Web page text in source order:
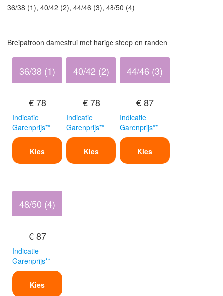
36/38 (1), 40/42 (2), 44/46 (3), 48/50 (4)
Breipatroon damestrui met harige steep en randen
36/38 (1)
€ 78
Indicatie
Garenprijs**
Kies
40/42 (2)
€ 78
Indicatie
Garenprijs**
Kies
44/46 (3)
€ 87
Indicatie
Garenprijs**
Kies
48/50 (4)
€ 87
Indicatie
Garenprijs**
Kies